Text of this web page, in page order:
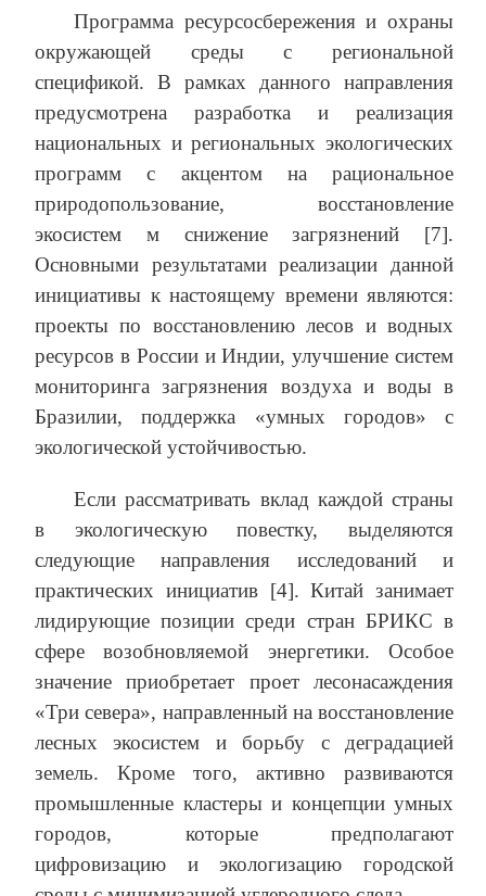
Программа ресурсосбережения и охраны
окружающей среды с региональной
спецификой. В рамках данного направления
предусмотрена разработка и реализация
национальных и региональных экологических
программ с акцентом на рациональное
природопользование, восстановление
экосистем м снижение загрязнений [7].
Основными результатами реализации данной
инициативы к настоящему времени являются:
проекты по восстановлению лесов и водных
ресурсов в России и Индии, улучшение систем
мониторинга загрязнения воздуха и воды в
Бразилии, поддержка «умных городов» с
экологической устойчивостью.
Если рассматривать вклад каждой страны
в экологическую повестку, выделяются
следующие направления исследований и
практических инициатив [4]. Китай занимает
лидирующие позиции среди стран БРИКС в
сфере возобновляемой энергетики. Особое
значение приобретает проет лесонасаждения
«Три севера», направленный на восстановление
лесных экосистем и борьбу с деградацией
земель. Кроме того, активно развиваются
промышленные кластеры и концепции умных
городов, которые предполагают
цифровизацию и экологизацию городской